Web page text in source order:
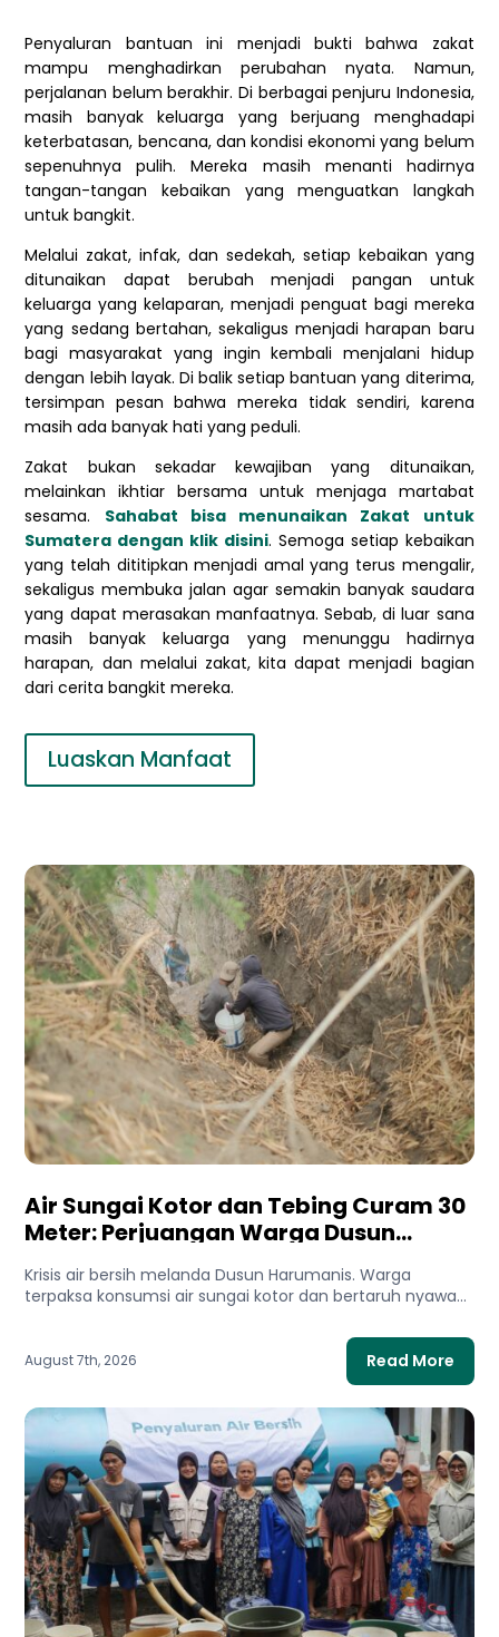
Penyaluran bantuan ini menjadi bukti bahwa zakat
mampu menghadirkan perubahan nyata. Namun,
perjalanan belum berakhir. Di berbagai penjuru Indonesia,
masih banyak keluarga yang berjuang menghadapi
keterbatasan, bencana, dan kondisi ekonomi yang belum
sepenuhnya pulih. Mereka masih menanti hadirnya
tangan-tangan kebaikan yang menguatkan langkah
untuk bangkit.
Melalui zakat, infak, dan sedekah, setiap kebaikan yang
ditunaikan dapat berubah menjadi pangan untuk
keluarga yang kelaparan, menjadi penguat bagi mereka
yang sedang bertahan, sekaligus menjadi harapan baru
bagi masyarakat yang ingin kembali menjalani hidup
dengan lebih layak. Di balik setiap bantuan yang diterima,
tersimpan pesan bahwa mereka tidak sendiri, karena
masih ada banyak hati yang peduli.
Zakat bukan sekadar kewajiban yang ditunaikan,
melainkan ikhtiar bersama untuk menjaga martabat
sesama. Sahabat bisa menunaikan Zakat untuk
Sumatera dengan klik disini. Semoga setiap kebaikan
yang telah dititipkan menjadi amal yang terus mengalir,
sekaligus membuka jalan agar semakin banyak saudara
yang dapat merasakan manfaatnya. Sebab, di luar sana
masih banyak keluarga yang menunggu hadirnya
harapan, dan melalui zakat, kita dapat menjadi bagian
dari cerita bangkit mereka.
Luaskan Manfaat
Air Sungai Kotor dan Tebing Curam 30
Meter: Perjuangan Warga Dusun
Krisis air bersih melanda Dusun Harumanis. Warga
terpaksa konsumsi air sungai kotor dan bertaruh nyawa
August 7th, 2026 Read More